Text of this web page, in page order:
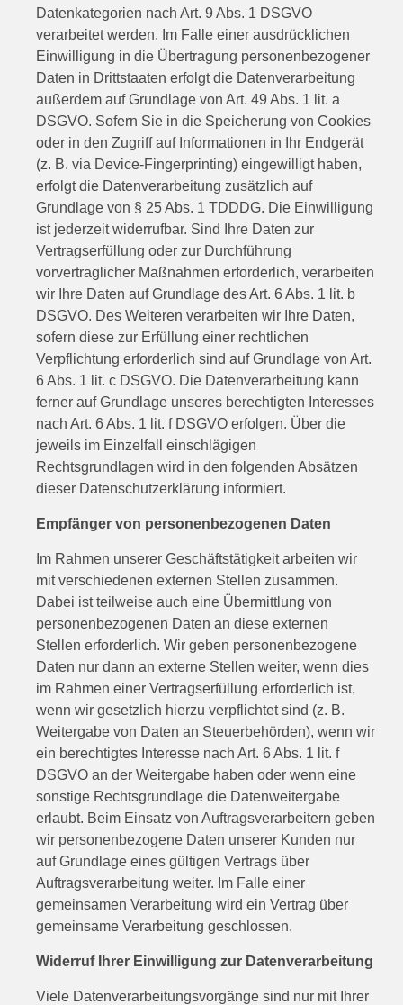
Datenkategorien nach Art. 9 Abs. 1 DSGVO
verarbeitet werden. Im Falle einer ausdrücklichen
Einwilligung in die Übertragung personenbezogener
Daten in Drittstaaten erfolgt die Datenverarbeitung
außerdem auf Grundlage von Art. 49 Abs. 1 lit. a
DSGVO. Sofern Sie in die Speicherung von Cookies
oder in den Zugriff auf Informationen in Ihr Endgerät
(z. B. via Device-Fingerprinting) eingewilligt haben,
erfolgt die Datenverarbeitung zusätzlich auf
Grundlage von § 25 Abs. 1 TDDDG. Die Einwilligung
ist jederzeit widerrufbar. Sind Ihre Daten zur
Vertragserfüllung oder zur Durchführung
vorvertraglicher Maßnahmen erforderlich, verarbeiten
wir Ihre Daten auf Grundlage des Art. 6 Abs. 1 lit. b
DSGVO. Des Weiteren verarbeiten wir Ihre Daten,
sofern diese zur Erfüllung einer rechtlichen
Verpflichtung erforderlich sind auf Grundlage von Art.
6 Abs. 1 lit. c DSGVO. Die Datenverarbeitung kann
ferner auf Grundlage unseres berechtigten Interesses
nach Art. 6 Abs. 1 lit. f DSGVO erfolgen. Über die
jeweils im Einzelfall einschlägigen
Rechtsgrundlagen wird in den folgenden Absätzen
dieser Datenschutzerklärung informiert.
Empfänger von personenbezogenen Daten
Im Rahmen unserer Geschäftstätigkeit arbeiten wir
mit verschiedenen externen Stellen zusammen.
Dabei ist teilweise auch eine Übermittlung von
personenbezogenen Daten an diese externen
Stellen erforderlich. Wir geben personenbezogene
Daten nur dann an externe Stellen weiter, wenn dies
im Rahmen einer Vertragserfüllung erforderlich ist,
wenn wir gesetzlich hierzu verpflichtet sind (z. B.
Weitergabe von Daten an Steuerbehörden), wenn wir
ein berechtigtes Interesse nach Art. 6 Abs. 1 lit. f
DSGVO an der Weitergabe haben oder wenn eine
sonstige Rechtsgrundlage die Datenweitergabe
erlaubt. Beim Einsatz von Auftragsverarbeitern geben
wir personenbezogene Daten unserer Kunden nur
auf Grundlage eines gültigen Vertrags über
Auftragsverarbeitung weiter. Im Falle einer
gemeinsamen Verarbeitung wird ein Vertrag über
gemeinsame Verarbeitung geschlossen.
Widerruf Ihrer Einwilligung zur Datenverarbeitung
Viele Datenverarbeitungsvorgänge sind nur mit Ihrer